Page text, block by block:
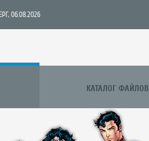
06.08.2026
КАТАЛОГ ФАЙЛОВ